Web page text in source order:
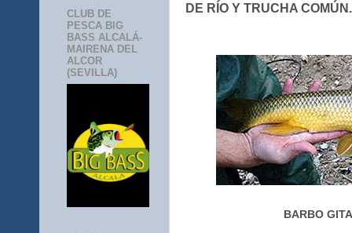
DE RÍO Y TRUCHA COMÚN.
BARBO
CLUB DE
PESCA BIG
BASS ALCALÁ-
MAIRENA DEL
ALCOR
(SEVILLA)